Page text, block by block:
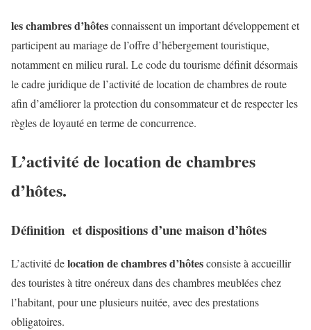
les chambres d’hôtesconnaissent un important développement et
participent au mariage de l’offre d’hébergement touristique,
notamment en milieu rural. Le code du tourisme définit désormais
le cadre juridique de l’activité de location de chambres de route
afin d’améliorer la protection du consommateur et de respecter les
règles de loyauté en terme de concurrence.
L’activité de location de chambres
d’hôtes.
Définition et dispositions d’une maison d’hôtes
L’activité delocation de chambres d’hôtesconsiste à accueillir
des touristes à titre onéreux dans des chambres meublées chez
l’habitant, pour une plusieurs nuitée, avec des prestations
obligatoires.